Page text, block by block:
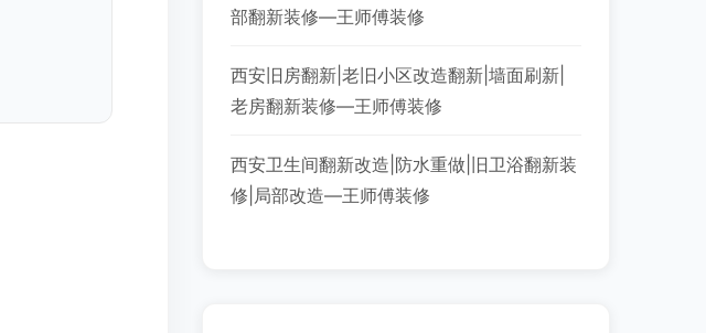
部翻新装修—王师傅装修
西安旧房翻新|老旧小区改造翻新|墙面刷新|
老房翻新装修—王师傅装修
西安卫生间翻新改造|防水重做|旧卫浴翻新装
修|局部改造—王师傅装修